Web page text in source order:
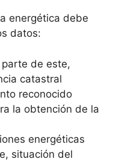
energética debe
datos:
de este,
catastral
reconocido
la obtención de la
energéticas
situación del